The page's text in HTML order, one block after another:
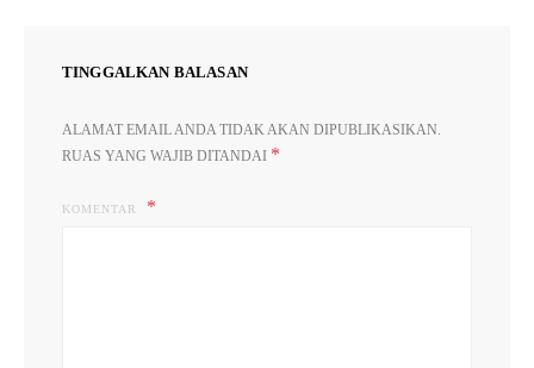
TINGGALKAN BALASAN
ALAMAT EMAIL ANDA TIDAK AKAN DIPUBLIKASIKAN.
RUAS YANG WAJIB DITANDAI *
KOMENTAR